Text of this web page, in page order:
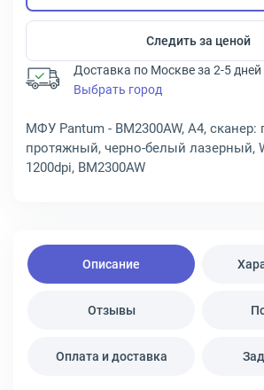
Следить за ценой
Доставка по Москве за 2-5 дней
Выбрать город
МФУ Pantum - BM2300AW, A4,
протяжный, черно-белый лазерный,
1200dpi, BM2300AW
Описание
Отзывы
Оплата и доставка